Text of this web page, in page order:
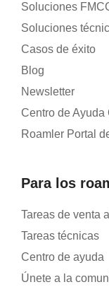
Soluciones
Soluciones
Casos de éxito
Blog
Newsletter
Centro de Ayuda
Roamler Portal
Para los
Tareas de venta
Tareas técnicas
Centro de ayuda
Únete a la